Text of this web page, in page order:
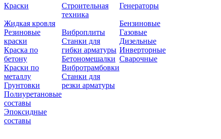
Краски
Жидкая кровля
Резиновые
краски
Краска по
бетону
Краски по
металлу
Грунтовки
Полиуретановые
составы
Эпоксидные
составы
Строительная
техника
Виброплиты
Станки для
гибки арматуры
Бетономешалки
Вибротрамбовки
Станки для
резки арматуры
Генераторы
Бензиновые
Газовые
Дизельные
Инверторные
Сварочные